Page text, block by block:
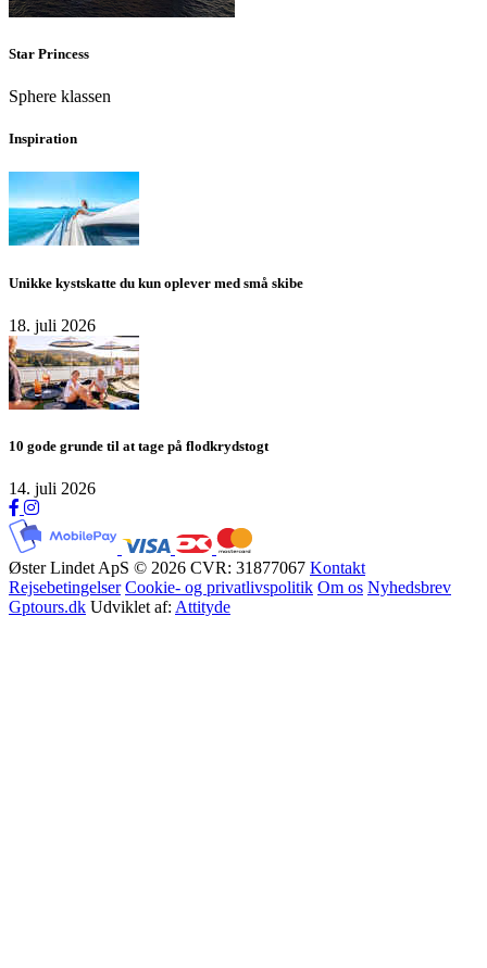
Star Princess
Sphere klassen
Inspiration
Unikke kystskatte du kun oplever med små skibe
18. juli 2026
10 gode grunde til at tage på flodkrydstogt
14. juli 2026
Øster Lindet ApS © 2026 CVR: 31877067 Kontakt
Rejsebetingelser Cookie- og privatlivspolitik Om os Nyhedsbrev
Gptours.dk Udviklet af: Attityde